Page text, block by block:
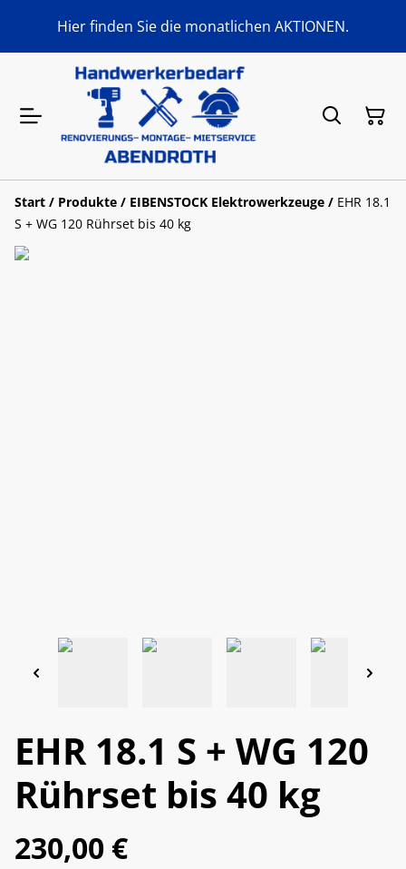
Hier finden Sie die monatlichen AKTIONEN.
Start / Produkte / EIBENSTOCK Elektrowerkzeuge / EHR 18.1
S + WG 120 Rührset bis 40 kg
EHR 18.1 S + WG 120
Rührset bis 40 kg
230,00 €